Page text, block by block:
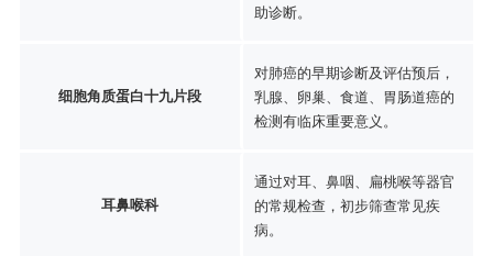
助诊断。
细胞角质蛋白十九片段
对肺癌的早期诊断及评估预后，
乳腺、卵巢、食道、胃肠道癌的
检测有临床重要意义。
耳鼻喉科
通过对耳、鼻咽、扁桃喉等器官
的常规检查，初步筛查常见疾
病。